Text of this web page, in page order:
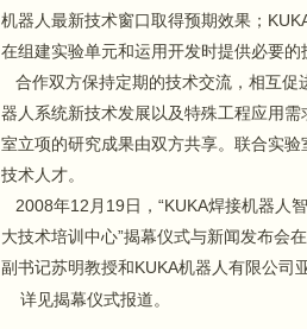
机器人最新技术窗口取得预期效果；
在组建实验单元和运用开发时提供必要的
合作双方保持定期的技术交流，相互促
器人系统新技术发展以及特殊工程应用
室立项的研究成果由双方共享。联合实
技术人才。
2008年12月19日，“KUKA焊接机器人
大技术培训中心”揭幕仪式与新闻发布会
副书记苏明教授和KUKA机器人有限公司
详见揭幕仪式报道。